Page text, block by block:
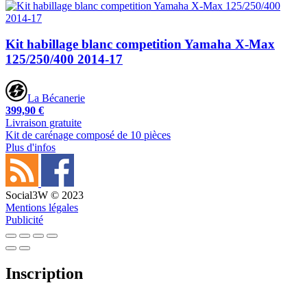
Kit habillage blanc competition Yamaha X-Max
125/250/400 2014-17
La Bécanerie
399,90 €
Livraison gratuite
Kit de carénage composé de 10 pièces
Plus d'infos
Social3W © 2023
Mentions légales
Publicité
Inscription